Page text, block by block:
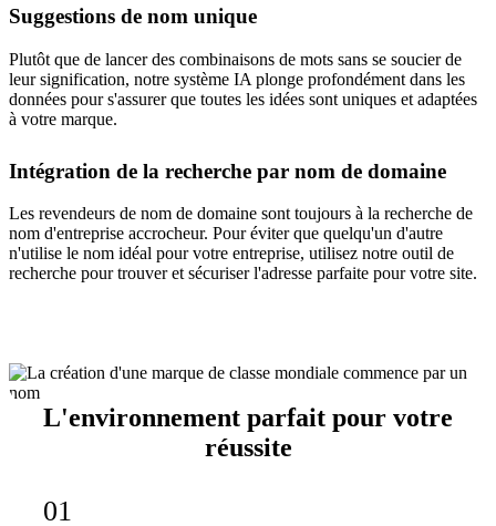
Suggestions de nom unique
Plutôt que de lancer des combinaisons de mots sans se soucier de
leur signification, notre système IA plonge profondément dans les
données pour s'assurer que toutes les idées sont uniques et adaptées
à votre marque.
Intégration de la recherche par nom de domaine
Les revendeurs de nom de domaine sont toujours à la recherche de
nom d'entreprise accrocheur. Pour éviter que quelqu'un d'autre
n'utilise le nom idéal pour votre entreprise, utilisez notre outil de
recherche pour trouver et sécuriser l'adresse parfaite pour votre site.
L'environnement parfait pour votre
réussite
01